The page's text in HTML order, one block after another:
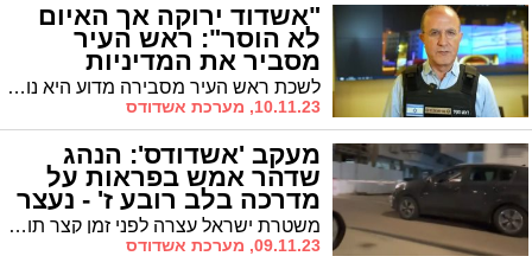
"אשדוד ירוקה אך האיום
לא הוסר": ראש העיר
מסביר את המדיניות
הזהירה לשכת ראש העיר מסבירה מדוע היא נוקטת במדיניות מחמירה בכל הנוגע לחזרה ההדרגתית לשגרה חרף הודעת פיקוד העורף על הפיכת אשדוד לירוקה
10.11.23, מערכת אשדודס
מעקב 'אשדודס': הנהג
שדהר אמש בפראות על
מדרכה בלב רובע ז' - נעצר
(וידאו) משטרת ישראל עצרה לפני זמן קצר תושב אשדוד כבן 23 בחשד שהוא הנהג שתועד כדוהר בצורה פראית על מדרכה בלב רובע ז' תוך סיכון משתמשי הדרך
09.11.23, מערכת אשדודס